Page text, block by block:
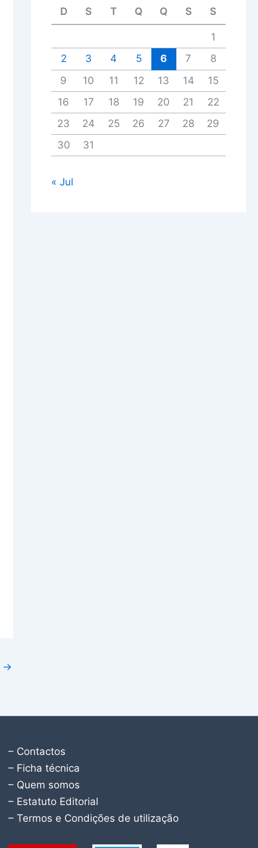
→
D S T Q Q S S
1
2
3 4 5 6 7
8
9
10 11 12 13 14
15
16
17 18 19 20 21
22
23
24 25 26 27 28
29
30
31
« Jul
– Contactos
– Ficha técnica
– Quem somos
– Estatuto Editorial
– Termos e Condições de utilização